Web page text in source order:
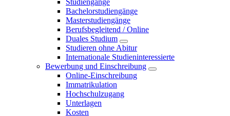
Studiengänge
Bachelorstudiengänge
Masterstudiengänge
Berufsbegleitend / Online
Duales Studium
Studieren ohne Abitur
Internationale Studieninteressierte
Bewerbung und Einschreibung
Online-Einschreibung
Immatrikulation
Hochschulzugang
Unterlagen
Kosten